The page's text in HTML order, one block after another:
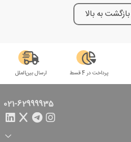
بازگشت به بالا
پرداخت در 4 قسط ارسال بین‌الملل
021-62999935